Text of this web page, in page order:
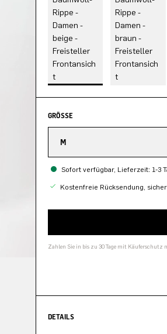
GRÖSSE
M
Sofort verfügbar, Lieferzeit: 1-3
Kostenfreie Rücksendung,
Zahlen Sie in bis zu 30 Tage mit Käuferschutz
DETAILS